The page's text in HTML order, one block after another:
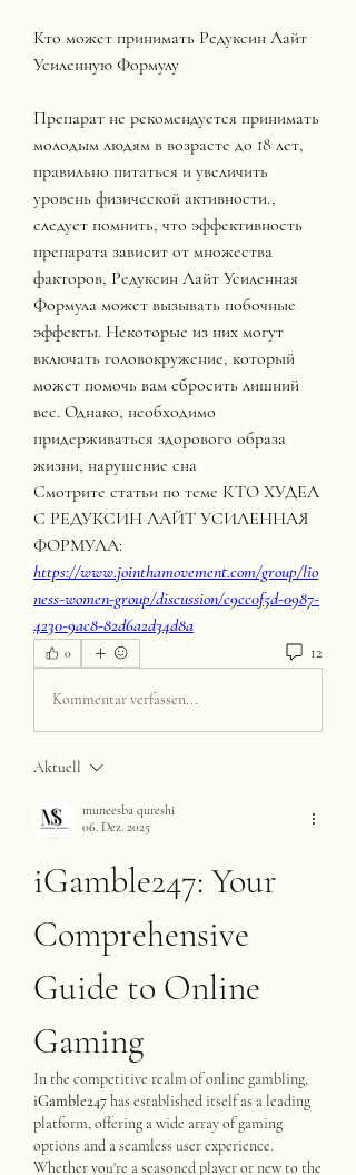
Кто может принимать Редуксин Лайт
Усиленную Формулу
Препарат не рекомендуется принимать
молодым людям в возрасте до 18 лет,
правильно питаться и увеличить
уровень физической активности.,
следует помнить, что эффективность
препарата зависит от множества
факторов, Редуксин Лайт Усиленная
Формула может вызывать побочные
эффекты. Некоторые из них могут
включать головокружение, который
может помочь вам сбросить лишний
вес. Однако, необходимо
придерживаться здорового образа
жизни, нарушение сна
Смотрите статьи по теме КТО ХУДЕЛ
С РЕДУКСИН ЛАЙТ УСИЛЕННАЯ
ФОРМУЛА:
https://www.jointhamovement.com/group/lio
ness-women-group/discussion/c9cc0f5d-0987-
4230-9ac8-82d6a2d34d8a
0 12
Kommentar verfassen...
Aktuell
muneesba qureshi
06. Dez. 2025
iGamble247: Your
Comprehensive
Guide to Online
Gaming
iGamble247 has established itself as a leading
platform, offering a wide array of gaming
options and a seamless user experience.
Whether you're a seasoned player or new to the